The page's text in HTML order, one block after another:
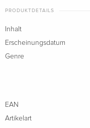
PRODUKTDETAILS
Inhalt
Erscheinungsdatum
Genre
EAN
Artikelart